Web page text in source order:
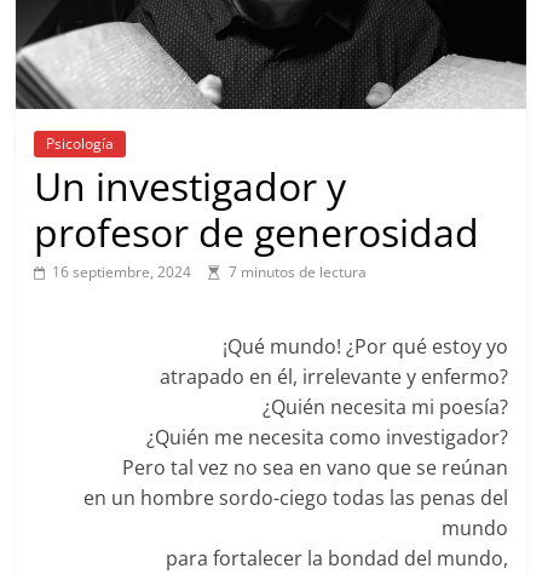
Psicología
Un investigador y
profesor de generosidad
16 septiembre, 2024 7 minutos de lectura
¡Qué mundo! ¿Por qué estoy yo
atrapado en él, irrelevante y enfermo?
¿Quién necesita mi poesía?
¿Quién me necesita como investigador?
Pero tal vez no sea en vano que se reúnan
en un hombre sordo-ciego todas las penas del
mundo
para fortalecer la bondad del mundo,